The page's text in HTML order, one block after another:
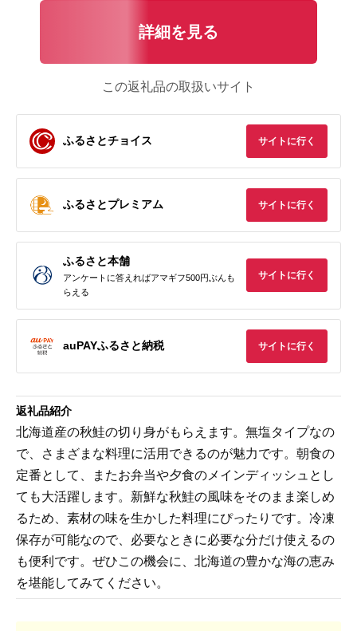
詳細を見る
この返礼品の取扱いサイト
ふるさとチョイス サイトに行く
ふるさとプレミアム サイトに行く
ふるさと本舗
アンケートに答えればアマギフ500円ぶんも
らえる
サイトに行く
auPAYふるさと納税 サイトに行く
返礼品紹介
北海道産の秋鮭の切り身がもらえます。無塩タイプなの
で、さまざまな料理に活用できるのが魅力です。朝食の
定番として、またお弁当や夕食のメインディッシュとし
ても大活躍します。新鮮な秋鮭の風味をそのまま楽しめ
るため、素材の味を生かした料理にぴったりです。冷凍
保存が可能なので、必要なときに必要な分だけ使えるの
も便利です。ぜひこの機会に、北海道の豊かな海の恵み
を堪能してみてください。